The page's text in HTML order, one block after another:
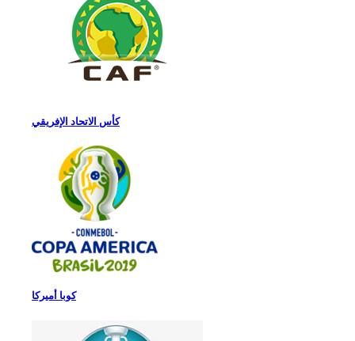
كأس الاتحاد الإفريقي
كوبا أميركا